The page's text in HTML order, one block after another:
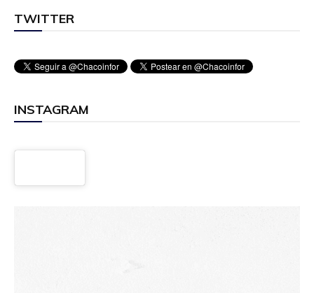
TWITTER
INSTAGRAM